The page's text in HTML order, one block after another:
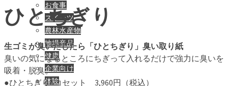
お食事
スイーツ
農林水産物
地場産品
健康
企業向け
体験
ひとちぎり
生ゴミが臭いだしたら「ひとちぎり」臭い取り紙
臭いの気になるところにちぎって入れるだけで強力に臭いを
吸着・脱臭。
●ひとちぎり6コセット 3,960円（税込）